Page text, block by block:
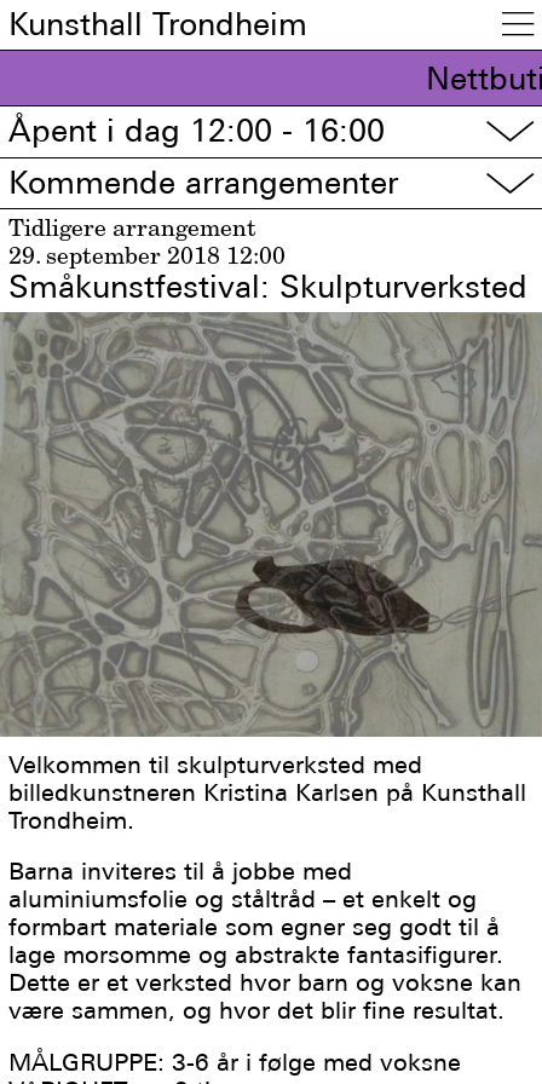
Kunsthall Trondheim 
Åpent i dag 12:00 - 16:00
▽
Kommende arrangementer ▽
Tidligere arrangement
29. september 2018 12:00
Småkunstfestival: Skulpturverksted
Velkommen til skulpturverksted med
billedkunstneren Kristina Karlsen på Kunsthall
Trondheim.
Barna inviteres til å jobbe med
aluminiumsfolie og ståltråd – et enkelt og
formbart materiale som egner seg godt til å
lage morsomme og abstrakte fantasifigurer.
Dette er et verksted hvor barn og voksne kan
være sammen, og hvor det blir fine resultat.
MÅLGRUPPE: 3-6 år i følge med voksne